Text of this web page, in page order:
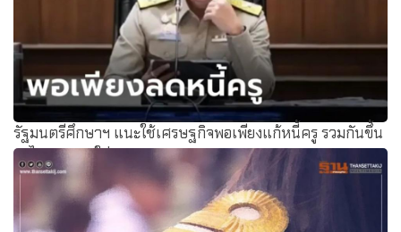
รัฐมนตรีศึกษาฯ แนะใช้เศรษฐกิจพอเพียงแก้หนี้ครู รวมกันขึ้น
รถไปสอน-ลดใส่ซอง